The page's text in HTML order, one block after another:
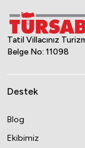
Tatil Villacınız
Belge No: 11098
Destek
Blog
Ekibimiz